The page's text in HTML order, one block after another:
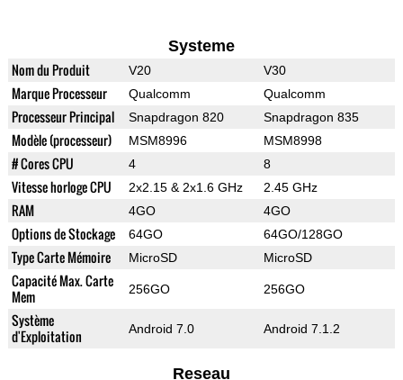
Systeme
Nom du Produit V20 V30
Marque Processeur Qualcomm Qualcomm
Processeur Principal Snapdragon 820 Snapdragon 835
Modèle (processeur) MSM8996 MSM8998
# Cores CPU 4 8
Vitesse horloge CPU 2x2.15 & 2x1.6 GHz 2.45 GHz
RAM 4GO 4GO
Options de Stockage 64GO 64GO/128GO
Type Carte Mémoire MicroSD MicroSD
Capacité Max. Carte
Mem
256GO 256GO
Système
d'Exploitation
Android 7.0 Android 7.1.2
Reseau